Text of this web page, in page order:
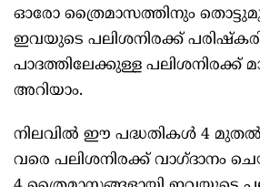
ഓരോ ത്രൈമാസത്തിനും
ഇവയുടെ പലിശനിരക്ക്
പാദത്തിലേക്കുള്ള പലിശനിരക്ക്
അറിയാം.
നിലവിൽ ഈ പദ്ധതികൾ 4 മുതൽ
വരെ പലിശനിരക്ക് വാഗ്ദാനം